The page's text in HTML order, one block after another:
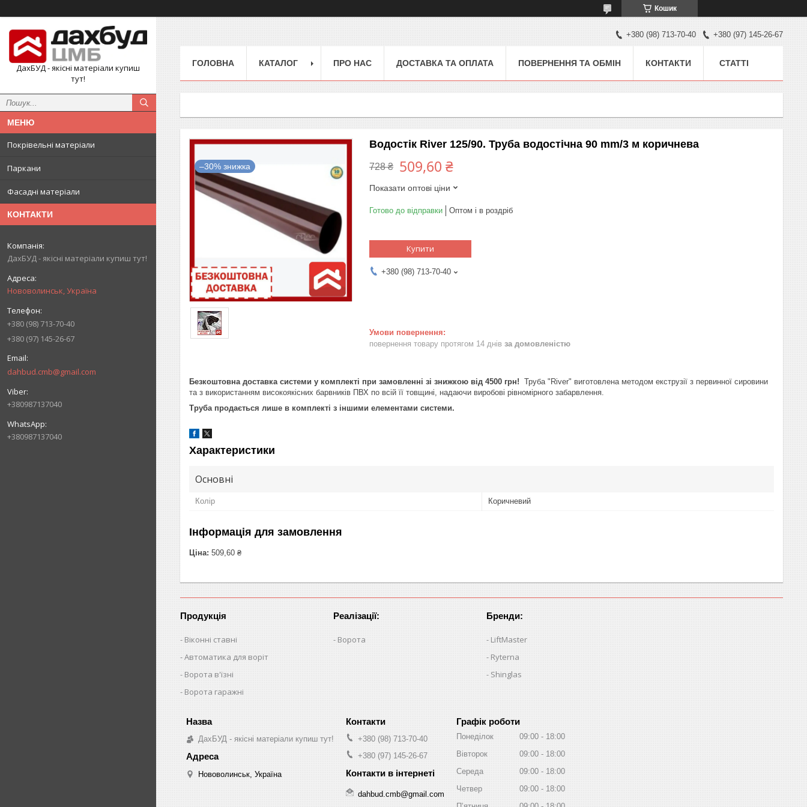
Кошик
ДахБУД - якісні матеріали купиш
тут!
Покрівельні матеріали
Паркани
Фасадні матеріали
КОНТАКТИ
ДахБУД - якісні матеріали купиш тут!
Нововолинськ, Україна
+380 (98) 713-70-40
+380 (97) 145-26-67
dahbud.cmb@gmail.com
+380987137040
+380987137040
+380 (98) 713-70-40 +380 (97) 145-26-67
ГОЛОВНА КАТАЛОГ ПРО НАС ДОСТАВКА ТА ОПЛАТА ПОВЕРНЕННЯ ТА ОБМІН КОНТАКТИ СТАТТІ
–30%
Водостік River 125/90. Труба водостічна 90 mm/3 м коричнева
728 ₴ 509,60 ₴
Показати оптові ціни
Готово до відправки Оптом і в роздріб
Купити
+380 (98) 713-70-40
повернення товару протягом 14 днів за домовленістю
Безкоштовна доставка системи у комплекті при замовленні зі знижкою від 4500 грн! Труба "River" виготовлена методом екструзії з первинної сировини
та з використанням високоякісних барвників ПВХ по всій її товщині, надаючи виробові рівномірного забарвлення.
Труба продається лише в комплекті з іншими елементами системи.
Характеристики
Основні
Колір Коричневий
Інформація для замовлення
Ціна: 509,60 ₴
Продукція
Віконні ставні
Автоматика для воріт
Ворота в'їзні
Ворота гаражні
Реалізації:
Ворота
Бренди:
LiftMaster
Ryterna
Shinglas
ДахБУД - якісні матеріали купиш тут!
Нововолинськ, Україна
+380 (98) 713-70-40
+380 (97) 145-26-67
dahbud.cmb@gmail.com
Графік роботи
Понеділок 09:00
18:00
Вівторок
09:00
18:00
Середа
09:00
18:00
Четвер
09:00
18:00